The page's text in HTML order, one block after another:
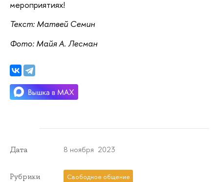
мероприятиях!
Текст: Матвей Семин
Фото: Майя А. Лесман
Дата 8 ноября 2023
Рубрики Свободное общение